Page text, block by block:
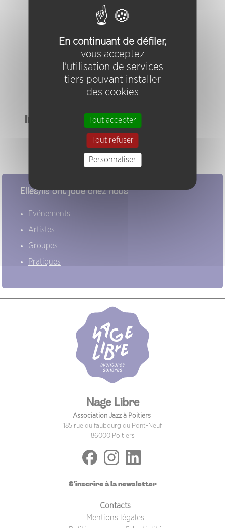
Duboc - Agnel - Pruvost
En Corps
Pourtant les cimes
The Fish
Instruments
Elles/ils ont joué chez nous
Evénements
Artistes
Groupes
Pratiques
Contacts
Mentions légales
Nage Libre
Association Jazz à Poitiers
185 rue du faubourg du Pont-Neuf
86000 Poitiers
S'inscrire à la newsletter
En continuant de défiler,
vous acceptez
l'utilisation de services
tiers pouvant installer
des cookies
Tout accepter
Tout refuser
Personnaliser